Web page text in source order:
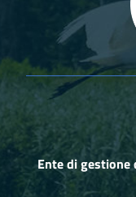
Ente di gestione